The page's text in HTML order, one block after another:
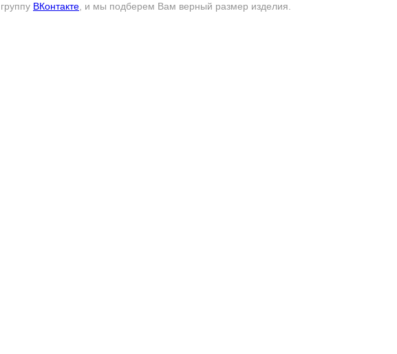
ВКонтакте, и мы подберем Вам верный размер изделия.